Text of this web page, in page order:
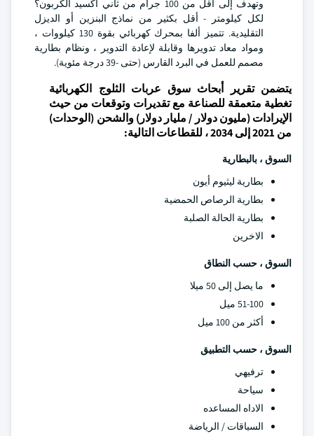
وتهدف إلى أقل من 100 جرام من ثاني أكسيد الكربون؟
لكل كيلومتر - أقل بكثير من نماذج البنزين أو الديزل
التقليدية. تتميز ألفا بمحرك كهربائي بقوة 130 كيلووات ،
ومواد معاد تدويرها وقابلة لإعادة التدوير ، ونظام بطارية
مصمم للعمل في البرد القارس (حتى -39 درجة مئوية).
يتضمن تقرير أبحاث سوق عربات الثلوج الكهربائية
تغطية متعمقة للصناعة مع تقديرات وتوقعات من حيث
الإيرادات (مليون دولار / مليار دولار) والشحن (الوحدات)
من 2021 إلى 2034 ، للقطاعات التالية:
السوق ، بالبطارية
بطارية ليثيوم أيون
بطارية الرصاص الحمضية
بطارية الحالة الصلبة
الاخرين
السوق ، حسب النطاق
ما يصل إلى 50 ميلا
51-100 ميل
أكثر من 100 ميل
السوق ، حسب التطبيق
ترفيهي
سياحة
الاداه المساعده
السباقات / الرياضة